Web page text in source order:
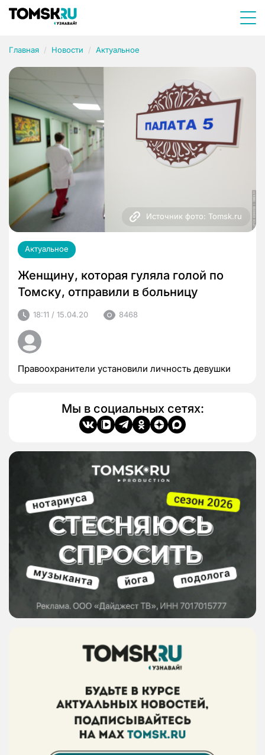
Главная Новости Актуальное
Источник фото: Tomsk.ru
Актуальное
Женщину, которая гуляла голой по
Томску, отправили в больницу
18:11 / 15.04.20 8468
Правоохранители установили личность девушки
Мы в социальных сетях: